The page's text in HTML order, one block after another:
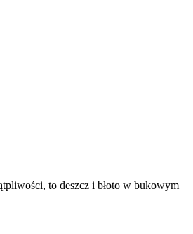
to deszcz i błoto w bukowym